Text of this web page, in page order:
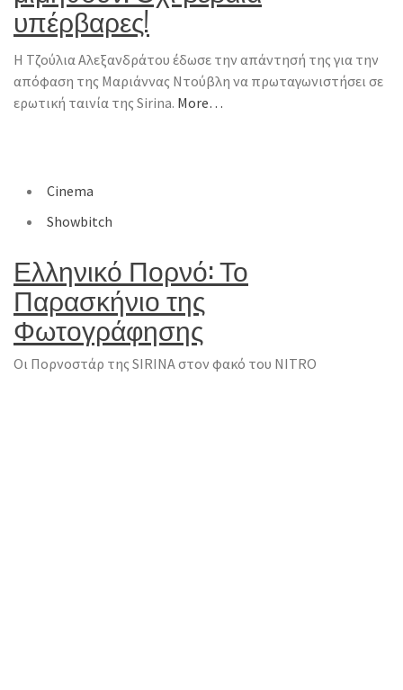
υπέρβαρες!
H Τζούλια Αλεξανδράτου έδωσε την απάντησή της για την
απόφαση της Μαριάννας Ντούβλη να πρωταγωνιστήσει σε
ερωτική ταινία της Sirina. More…
Cinema
Showbitch
Ελληνικό Πορνό: Το
Παρασκήνιο της
Φωτογράφησης
Οι Πορνοστάρ της SIRINA στον φακό του NITRO